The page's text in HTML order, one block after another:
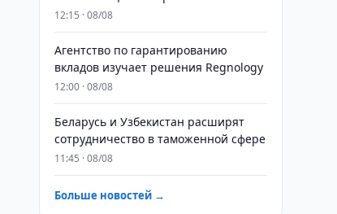
12:15 · 08/08
Агентство по гарантированию
вкладов изучает решения Regnology
12:00 · 08/08
Беларусь и Узбекистан расширят
сотрудничество в таможенной сфере
11:45 · 08/08
Больше новостей →